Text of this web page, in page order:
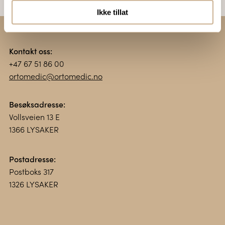
Ikke tillat
Kontakt oss:
+47 67 51 86 00
ortomedic@ortomedic.no
Besøksadresse:
Vollsveien 13 E
1366 LYSAKER
Postadresse:
Postboks 317
1326 LYSAKER